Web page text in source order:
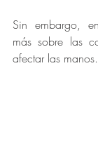
Sin embargo,
más sobre las
afectar las manos.